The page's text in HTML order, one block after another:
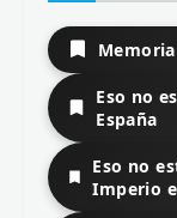
Eso no
España
Eso no
Imperio